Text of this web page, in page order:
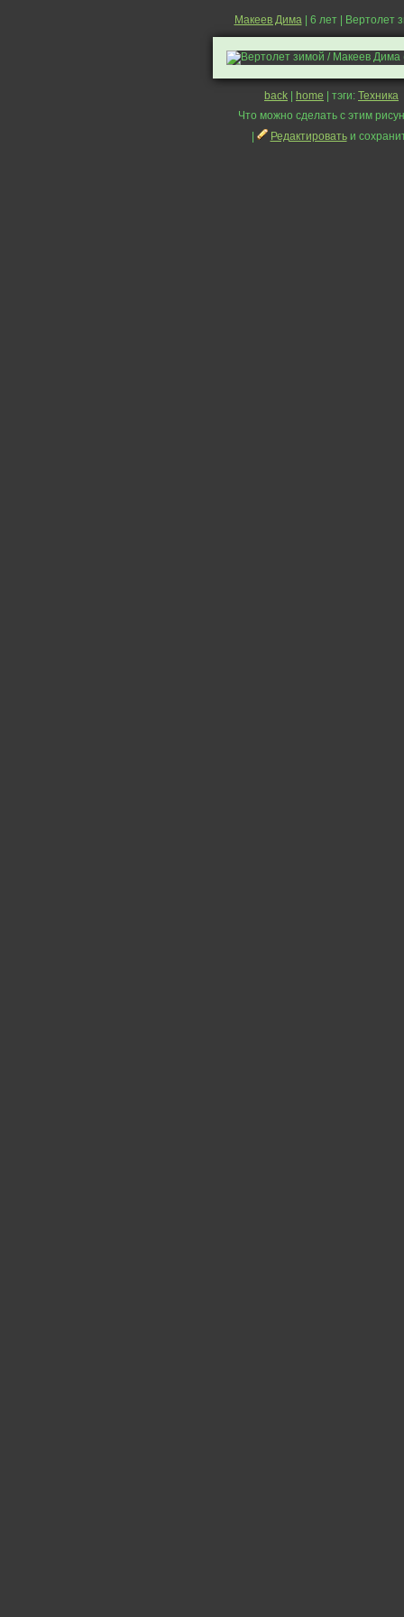
Макеев Дима| 6 лет | Вертолет
back home | тэги: Техника
Что можно сделать с этим
Редактироватьи